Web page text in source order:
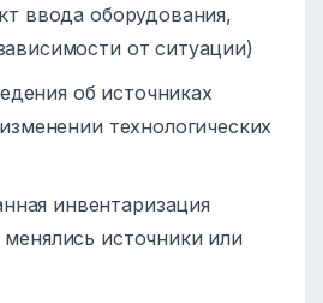
ввода оборудования,
от ситуации)
об источниках
технологических
инвентаризация
источники или